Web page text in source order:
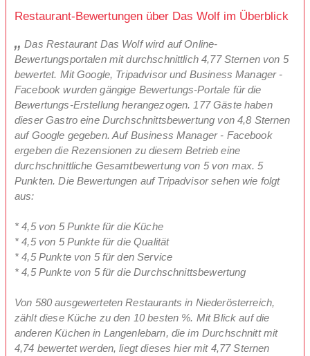
Restaurant-Bewertungen über Das Wolf im Überblick
Das Restaurant Das Wolf wird auf Online-
Bewertungsportalen mit durchschnittlich 4,77 Sternen von 5
bewertet. Mit Google, Tripadvisor und Business Manager -
Facebook wurden gängige Bewertungs-Portale für die
Bewertungs-Erstellung herangezogen. 177 Gäste haben
dieser Gastro eine Durchschnittsbewertung von 4,8 Sternen
auf Google gegeben. Auf Business Manager - Facebook
ergeben die Rezensionen zu diesem Betrieb eine
durchschnittliche Gesamtbewertung von 5 von max. 5
Punkten. Die Bewertungen auf Tripadvisor sehen wie folgt
aus:
* 4,5 von 5 Punkte für die Küche
* 4,5 von 5 Punkte für die Qualität
* 4,5 Punkte von 5 für den Service
* 4,5 Punkte von 5 für die Durchschnittsbewertung
Von 580 ausgewerteten Restaurants in Niederösterreich,
zählt diese Küche zu den 10 besten %. Mit Blick auf die
anderen Küchen in Langenlebarn, die im Durchschnitt mit
4,74 bewertet werden, liegt dieses hier mit 4,77 Sternen